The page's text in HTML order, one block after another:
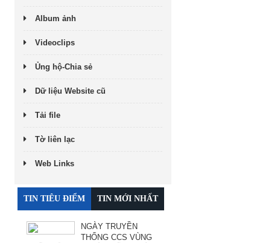
Album ảnh
Videoclips
Ủng hộ-Chia sẻ
Dữ liệu Website cũ
Tải file
Tờ liên lạc
Web Links
TIN TIÊU ĐIỂM TIN MỚI NHẤT
NGÀY TRUYỀN
THỐNG CCS VÙNG